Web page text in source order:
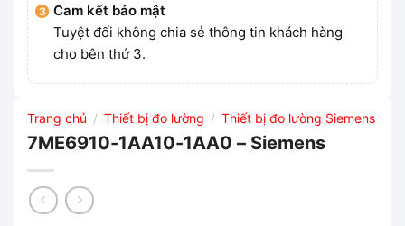
Cam kết bảo mật
Tuyệt đối không chia sẻ thông tin khách hàng
cho bên thứ 3.
Trang chủ / Thiết bị đo lường / Thiết bị đo lường Siemens
7ME6910-1AA10-1AA0 – Siemens